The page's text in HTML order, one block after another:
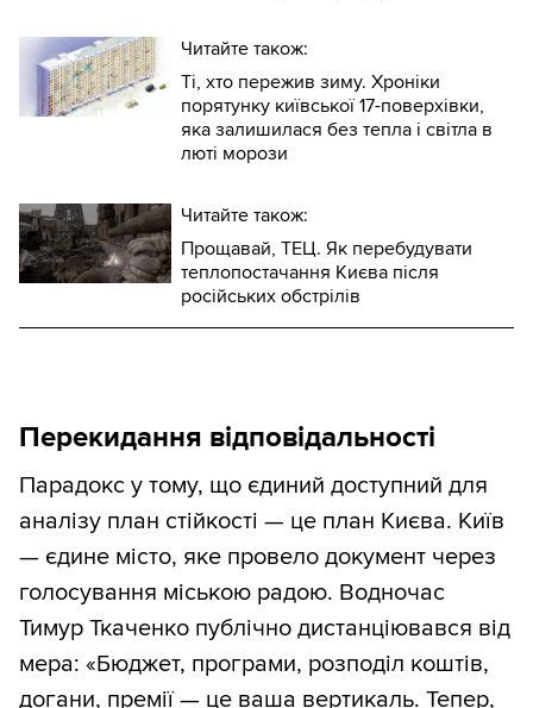
Читайте також:
Ті, хто пережив зиму. Хроніки
порятунку київської 17-поверхівки,
яка залишилася без тепла і світла в
люті морози
Читайте також:
Прощавай, ТЕЦ. Як перебудувати
теплопостачання Києва після
російських обстрілів
Перекидання відповідальності
Парадокс у тому, що єдиний доступний для
аналізу план стійкості — це план Києва. Київ
— єдине місто, яке провело документ через
голосування міською радою. Водночас
Тимур Ткаченко публічно дистанціювався від
мера: «Бюджет, програми, розподіл коштів,
догани, премії — це ваша вертикаль. Тепер,